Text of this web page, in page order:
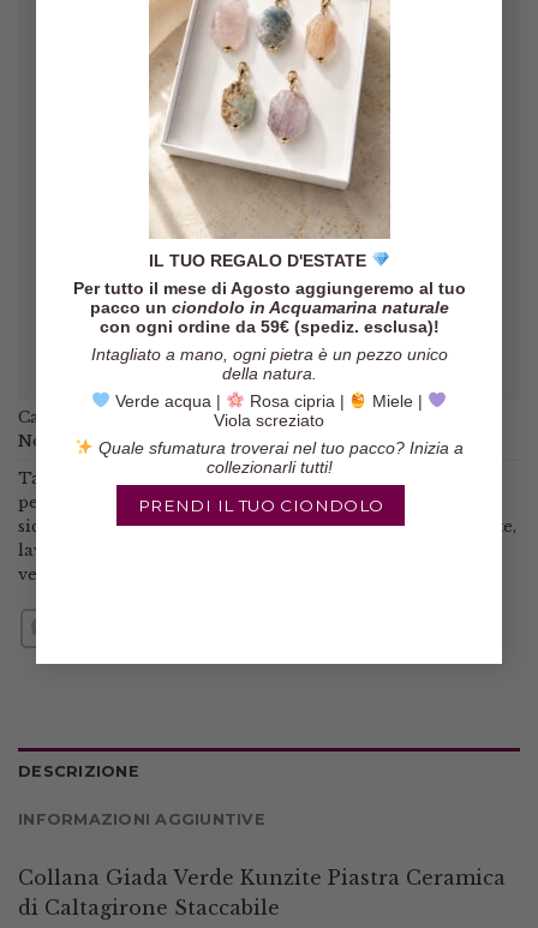
IL TUO REGALO D'ESTATE
Per tutto il mese di Agosto aggiungeremo al tuo
pacco un ciondolo in Acquamarina naturale
con ogni ordine da 59€ (spediz. esclusa)!
Intagliato a mano, ogni pietra è un pezzo unico
della natura.
Verde acqua |
Rosa cipria |
Miele |
Viola screziato
Quale sfumatura troverai nel tuo pacco? Inizia a
collezionarli tutti!
PRENDI IL TUO CIONDOLO
Orecchini FA VO LO SI! Uno
spettacolo! Credo di non aver mai
acquistato degli orecchini così belli!
Confezionati con cura! Super
soddisfatta!
Ester / Etsy
Categorie: Collane con pietre , Collane siciliane
Novità
Tag: ceramica di caltagirone, collana in ceramica
per regalo
collana siciliana , collane artigianali
siciliane
giada,gioielli artigianali,gioielli siciliani kunzite,
lavanda
verde
DESCRIZIONE
INFORMAZIONI AGGIUNTIVE
Collana Giada Verde Kunzite Piastra Ceramica
di Caltagirone Staccabile